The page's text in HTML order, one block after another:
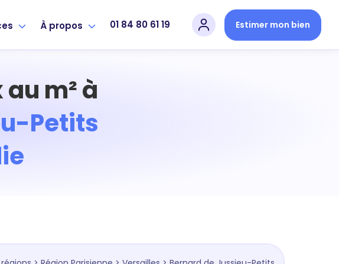
À propos 01 84 80 61 19 Estimer mon bien
m² à
Petits